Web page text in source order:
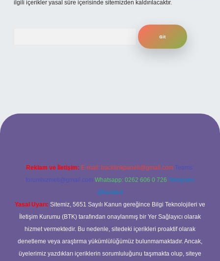
ilgili içerikler yasal süre içerisinde sitemizden kaldırılacaktır.
ilbet bahis sitesi
Reklam ve İletişim: E-mail: backlinkpaneli@gmail.com Teams:
forumhizmeti@gmail.com Whatsapp: 0262 606 0 726 Telegram:
@karabul
Yasal Uyarı: Sitemiz, 5651 Sayılı Kanun gereğince Bilgi Teknolojileri ve
İletişim Kurumu (BTK) tarafından onaylanmış bir Yer Sağlayıcı olarak
hizmet vermektedir. Bu nedenle, sitedeki içerikleri proaktif olarak
denetleme veya araştırma yükümlülüğümüz bulunmamaktadır. Ancak,
üyelerimiz yazdıkları içeriklerin sorumluluğunu taşımakta olup, siteye